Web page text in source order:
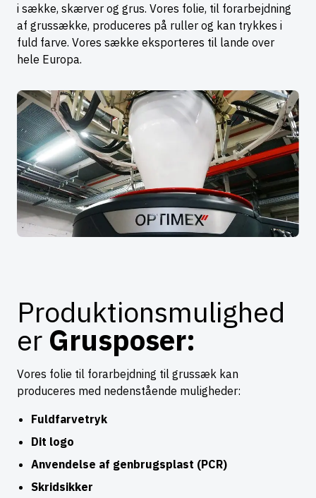
i sække, skærver og grus. Vores folie, til forarbejdning
af grussække, produceres på ruller og kan trykkes i
fuld farve. Vores sække eksporteres til lande over
hele Europa.
Produktionsmulighed
er Grusposer:
Vores folie til forarbejdning til grussæk kan
produceres med nedenstående muligheder:
Fuldfarvetryk
Dit logo
Anvendelse af genbrugsplast (PCR)
Skridsikker